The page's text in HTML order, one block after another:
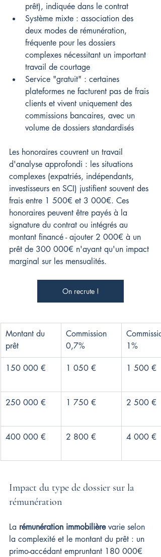
prêt), indiquée dans le contrat
Système mixte : association des
deux modes de rémunération,
fréquente pour les dossiers
complexes nécessitant un important
travail de courtage
Service "gratuit" : certaines
plateformes ne facturent pas de frais
clients et vivent uniquement des
commissions bancaires, avec un
volume de dossiers standardisés
Les honoraires couvrent un travail
d'analyse approfondi : les situations
complexes (expatriés, indépendants,
investisseurs en SCI) justifient souvent des
frais entre 1 500€ et 3 000€. Ces
honoraires peuvent être payés à la
signature du contrat ou intégrés au
montant financé - ajouter 2 000€ à un
prêt de 300 000€ n'ayant qu'un impact
marginal sur les mensualités.
On recrute !
Montant du
prêt
Commission
0,7%
1%
150 000 € 1 050 € 1 500 €
250 000 € 1 750 € 2 500 €
400 000 € 2 800 € 4 000 €
Impact du type de dossier sur la
rémunération
La rémunération immobilière varie selon
la complexité et le montant du prêt : un
primo-accédant empruntant 180 000€